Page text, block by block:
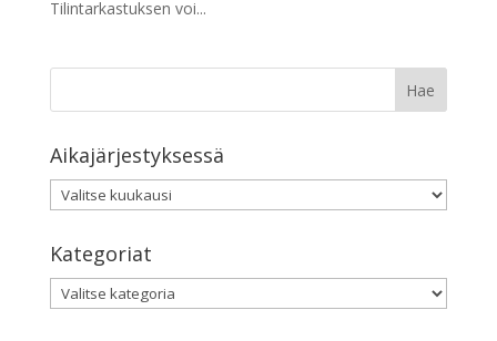
Tilintarkastuksen voi...
Aikajärjestyksessä
Aikajärjestyksessä
Kategoriat
Kategoriat